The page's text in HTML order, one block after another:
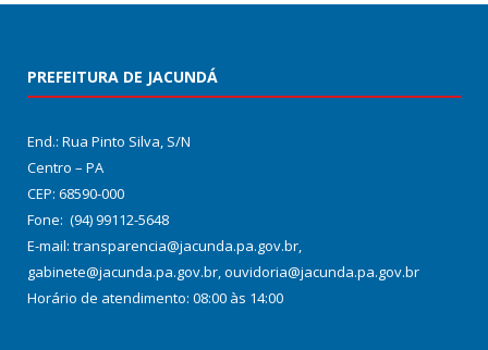
PREFEITURA DE JACUNDÁ
End.: Rua Pinto Silva, S/N
Centro – PA
CEP: 68590-000
Fone: (94) 99112-5648
E-mail: transparencia@jacunda.pa.gov.br,
gabinete@jacunda.pa.gov.br, ouvidoria@jacunda.pa.gov.br
Horário de atendimento: 08:00 às 14:00